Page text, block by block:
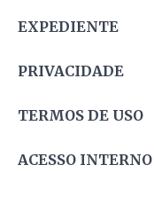
EXPEDIENTE
PRIVACIDADE
TERMOS DE USO
ACESSO INTERNO